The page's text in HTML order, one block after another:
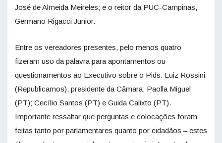
José de Almeida Meireles; e o reitor da PUC-Campinas,
Germano Rigacci Junior.
Entre os vereadores presentes, pelo menos quatro
fizeram uso da palavra para apontamentos ou
questionamentos ao Executivo sobre o Pids: Luiz Rossini
(Republicamos), presidente da Câmara; Paolla Miguel
(PT); Cecílio Santos (PT) e Guida Calixto (PT).
Importante ressaltar que perguntas e colocações foram
feitas tanto por parlamentares quanto por cidadãos – estes